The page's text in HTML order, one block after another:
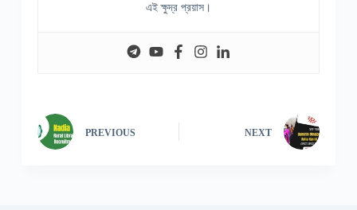
এই ক্ষুদ্র প্রয়াস।
PREVIOUS NEXT